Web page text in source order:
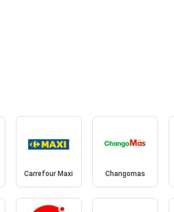
Carrefour Maxi Changomas